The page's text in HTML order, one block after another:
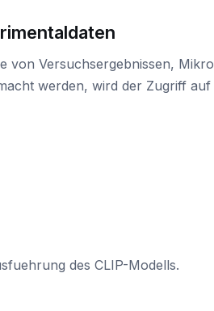
von Versuchsergebnissen,
werden, wird der Zugriff auf
des CLIP-Modells.